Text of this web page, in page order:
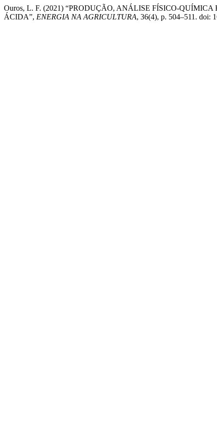
Ouros, L. F. (2021) “PRODUÇÃO, ANÁLISE FÍSICO-
ÁCIDA”, ENERGIA NA AGRICULTURA, 36(4), p. 504–511. doi: